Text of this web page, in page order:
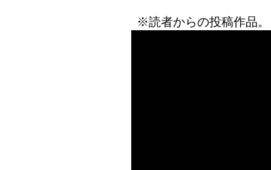
※読者からの投稿作品